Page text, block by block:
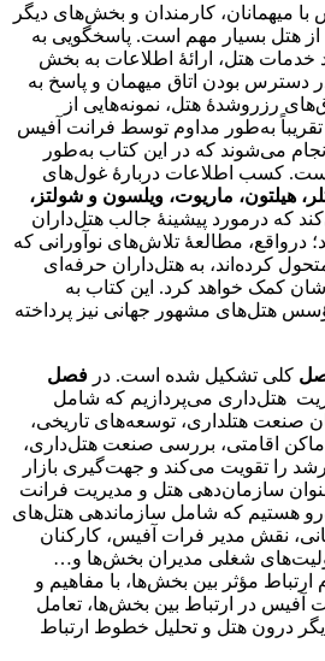
با میهمانان، کارمندان و بخش‌های دیگر
هتل بسیار مهم است. پاسخگویی به
هتل، ارائۀ اطلاعات به بخش
دسترس بودن اتاق میهمان و پاسخ به
رزروشدۀ هتل، نمونه‌هایی از
به‌طور مداوم توسط فرانت آفیس
می‌شوند که در این کتاب به‌طور
است. کسب اطلاعات دربارۀ غول‌های
هیلتون، ماریوت، ویلسون و شولتز،
که درمورد پیشینۀ جالب هتل‌داران
درواقع، مطالعۀ تلاش‌های نوآورانی که
کرده‌اند، به هتل‌داران حرفه‌ای
کمک خواهد کرد. این کتاب به
هتل‌های مشهور جهانی نیز پرداخته
کلی تشکیل شده است. در فصل
هتل‌داری می‌پردازیم که شامل
هتل‏داری، توسعه‌های تاریخی،
اقامتی، بررسی صنعت هتل‌داری،
را تقویت می‌کند و جهت‌گیری بازار
سازمان‌دهی هتل و مدیریت فرانت
هستیم که شامل سازماندهی هتل‌های
نقش مدیر فرات آفیس، کارکنان
شغلی مدیران بخش‌ها و…
ارتباط مؤثر بین بخش‌ها، با مفاهیم و
در ارتباط بین بخش‌ها، تعامل
درون هتل و تحلیل خطوط ارتباط